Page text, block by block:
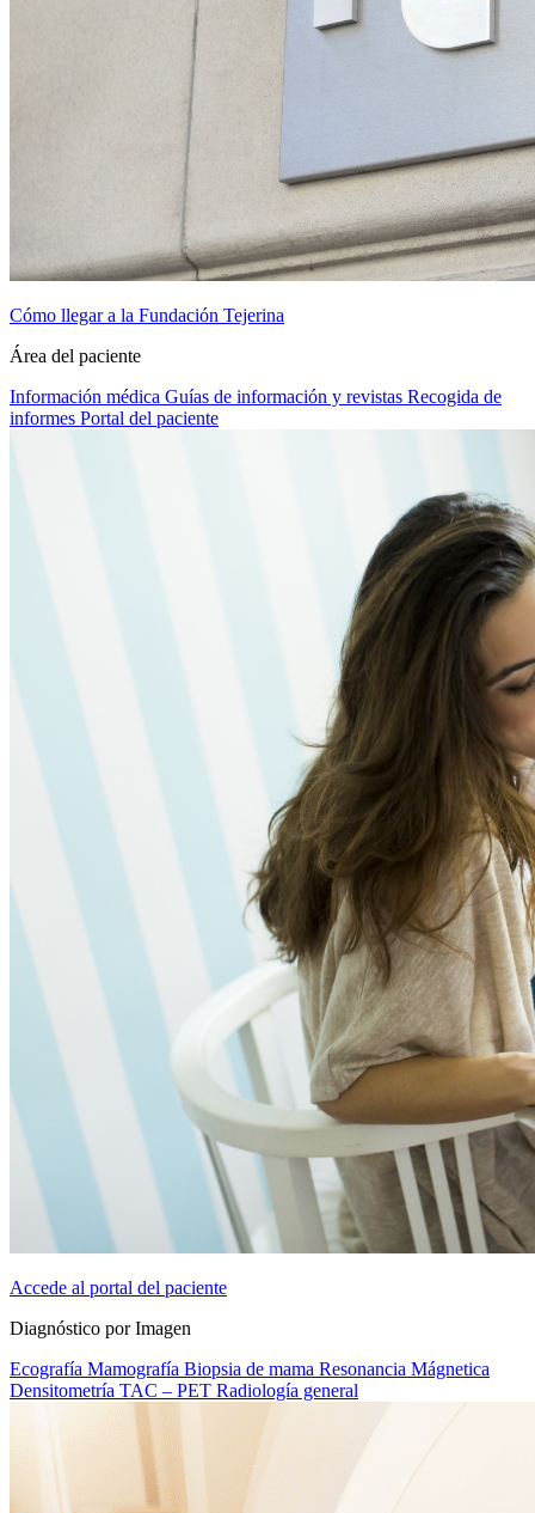
Cómo llegar a la Fundación Tejerina
Área del paciente
Información médica Guías de información y revistas Recogida de
informes Portal del paciente
Accede al portal del paciente
Diagnóstico por Imagen
Ecografía Mamografía Biopsia de mama Resonancia Mágnetica
Densitometría TAC – PET Radiología general